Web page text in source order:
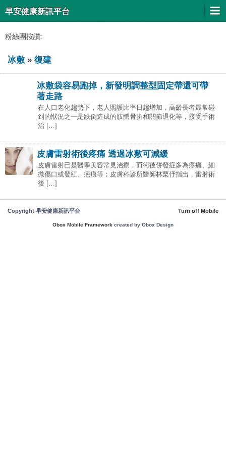
早安健康新訊平台
粉絲團按讚:
冰敷 » 復建
冰敷袋容易跑掉，新發明調整型固定帶還可帶
著走路
在人口老化趨勢下，老人照護比率日趨增加，高齡長者最常碰
到的狀況之一是跌倒造成的肢體骨折和關節退化等，接受手術
治 […]
皮膚雷射術後疼痛 透過冰敷可減緩
皮膚雷射已是醫學美容常見治療，而術後併發症多為疼痛、細
微傷口或發紅、疤痕等；皮膚科診所醫師林栗伃指出，雷射術
後 […]
Copyright 早安健康新訊平台 Turn off Mobile
Obox Mobile Framework created by Obox Design